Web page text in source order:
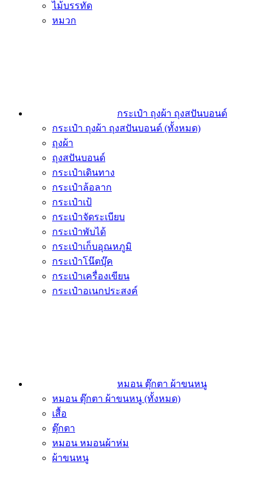
ไม้บรรทัด
หมวก
กระเป๋า ถุงผ้า ถุงสปันบอนด์
กระเป๋า ถุงผ้า ถุงสปันบอนด์ (ทั้งหมด)
ถุงผ้า
ถุงสปันบอนด์
กระเป๋าเดินทาง
กระเป๋าล้อลาก
กระเป๋าเป้
กระเป๋าจัดระเบียบ
กระเป๋าพับได้
กระเป๋าเก็บอุณหภูมิ
กระเป๋าโน๊ตบุ๊ค
กระเป๋าเครื่องเขียน
กระเป๋าอเนกประสงค์
หมอน ตุ๊กตา ผ้าขนหนู
หมอน ตุ๊กตา ผ้าขนหนู (ทั้งหมด)
เสื้อ
ตุ๊กตา
หมอน หมอนผ้าห่ม
ผ้าขนหนู